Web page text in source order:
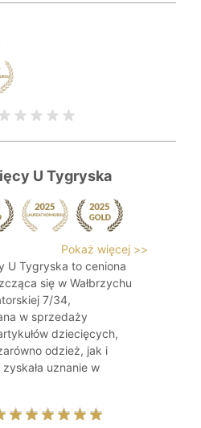
U Tygryska
Pokaż więcej >>
U Tygryska to ceniona
się w Wałbrzychu
7/34,
w sprzedaży
dziecięcych,
odzież, jak i
uznanie w